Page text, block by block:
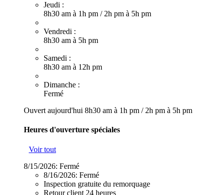
Jeudi :
8h30 am à 1h pm / 2h pm à 5h pm
Vendredi :
8h30 am à 5h pm
Samedi :
8h30 am à 12h pm
Dimanche :
Fermé
Ouvert aujourd'hui 8h30 am à 1h pm / 2h pm à 5h pm
Heures d'ouverture spéciales
Voir tout
8/15/2026: Fermé
8/16/2026: Fermé
Inspection gratuite du remorquage
Retour client 24 heures